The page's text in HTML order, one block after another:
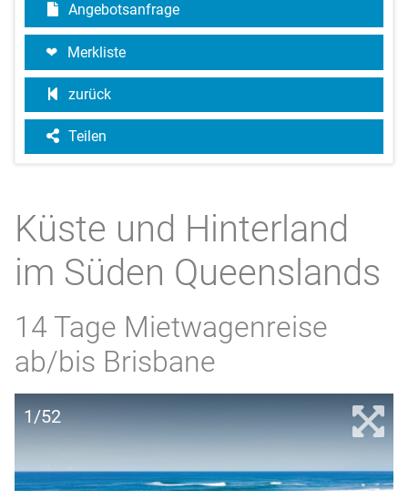
Angebotsanfrage
Merkliste
zurück
Teilen
Küste und Hinterland
im Süden Queenslands
14 Tage Mietwagenreise
ab/bis Brisbane
1/52